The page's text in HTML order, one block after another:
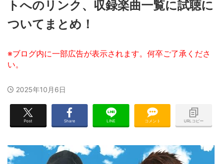
トへのリンク、収録楽曲一覧に試聴に
ついてまとめ！
2025年10月6日
Post Share LINE コメント URLコピー